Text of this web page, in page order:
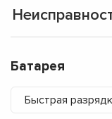
Батарея
Быстрая